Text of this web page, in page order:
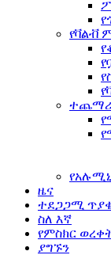
የቫልቭ
ተጨማሪ
ዜና
ተደጋጋሚ
ስለ እኛ
የምስክር
ያግኙን